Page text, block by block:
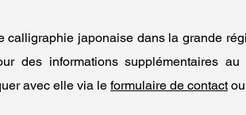
calligraphie japonaise dansla grande
des informations supplémentaires
avec elle via le formulaire de contactou